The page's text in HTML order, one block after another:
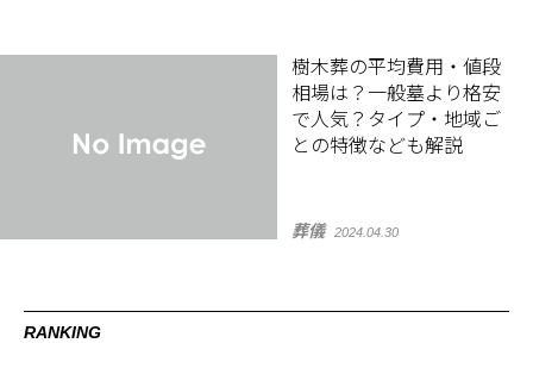
樹木葬の平均費用・値段
相場は？一般墓より格安
で人気？タイプ・地域ご
との特徴なども解説
葬儀 2024.04.30
RANKING